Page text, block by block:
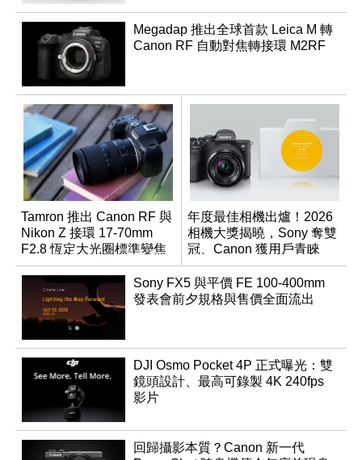
Megadap 推出全球首款 Leica M 轉
Canon RF 自動對焦轉接環 M2RF
Tamron 推出 Canon RF 與
Nikon Z 接環 17-70mm
F2.8 恆定大光圈標準變焦
鏡
年度最佳相機出爐！2026
相機大獎揭曉，Sony 奪雙
冠、Canon 獲用戶青睞
Sony FX5 與平價 FE 100-400mm
發表會前夕規格與售價全面流出
DJI Osmo Pocket 4P 正式曝光：雙
鏡頭設計、最高可錄製 4K 240fps
影片
回歸攝影本質？Canon 新一代